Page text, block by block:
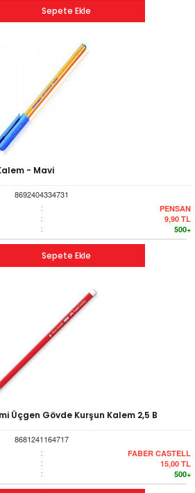
Sepete Ekle
- Mavi
8692404334731
: PENSAN
: 9,90 TL
: 500+
Sepete Ekle
Üçgen Gövde Kurşun Kalem 2,5 B
8681241164717
: FABER CASTELL
: 15,00 TL
: 500+